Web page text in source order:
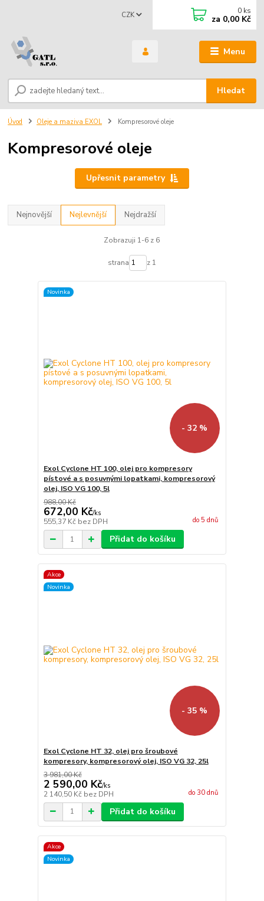
Menu
CZK
Hledat
0 ks
za 0,00 Kč
Úvod Oleje a maziva EXOL Kompresorové oleje
Kompresorové oleje
Upřesnit parametry
Nejnovější Nejlevnější Nejdražší
Zobrazuji 1-6 z 6
strana z 1
Novinka
- 32 %
Exol Cyclone HT 100, olej pro kompresory
pístové a s posuvnými lopatkami, kompresorový
olej, ISO VG 100, 5l
988,00 Kč
672,00 Kč/ks
555,37 Kč bez DPH do 5 dnů
Přidat do košíku
Akce
Novinka
- 35 %
Exol Cyclone HT 32, olej pro šroubové
kompresory, kompresorový olej, ISO VG 32, 25l
3 981,00 Kč
2 590,00 Kč/ks
2 140,50 Kč bez DPH do 30 dnů
Přidat do košíku
Akce
Novinka